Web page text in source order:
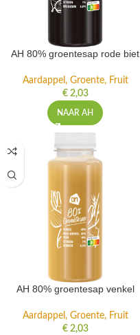
AH 80% groentesap rode biet
Aardappel, Groente, Fruit
€2,03
NAAR AH
AH 80% groentesap venkel
Aardappel, Groente, Fruit
€2,03